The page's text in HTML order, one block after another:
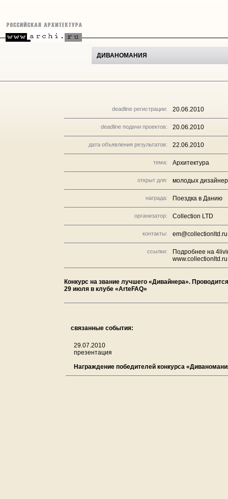
ДИВАНОМАНИЯ
deadline регистрации: 20.06.2010
deadline подачи проектов: 20.06.2010
дата объявления результатов: 22.06.2010
тема: Архитектура
открыт для: молодых
награда: Поездка в Данию
организатор: Collection LTD
контакты: em@collectionltd.ru
ссылки:
Подробнее на
www.collectionltd.ru
Конкурс на звание лучшего «Дивайнера».
29 июля в клубе «ArteFAQ»
связанные события:
29.07.2010
презентация
Награждение победителей конкурса